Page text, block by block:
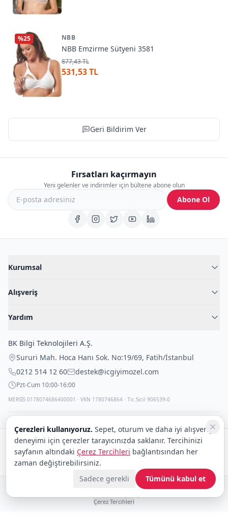
%25 NBB
NBB Emzirme Sütyeni 3581
877,43 TL
531,53 TL
Geri Bildirim Ver
Fırsatları kaçırmayın
Yeni gelenler ve indirimler için bültene abone olun
Abone Ol
Kurumsal
Blog
İç Giyim Rehberi
Alışveriş
Fantazi İç Giyim
Çocuk İç Giyim
Outlet Fırsatları
Yardım
İade Politikası
Gizli Paketleme
BK Bilgi Teknolojileri A.Ş.
Sururi Mah. Hoca Hanı Sok. No:19/69, Fatih/İstanbul
0212 514 12 60
destek@icgiyimozel.com
Pzt-Cum 10:00-16:00
MERSİS 0178074686400001 · VKN 1780746864 · Tic.Sicil 906539-0
Güvenli alışveriş:
Kargo:
© 2008–2026 BK Bilgi Teknolojileri ve Ticaret A.Ş.
Çerez Tercihleri
Çerezleri kullanıyoruz. Sepet, oturum ve daha iyi alışveriş
deneyimi için çerezler tarayıcınızda saklanır. Tercihinizi
sayfanın altındaki Çerez Tercihleri bağlantısından her
zaman değiştirebilirsiniz.
Sadece gerekli
Tümünü kabul et